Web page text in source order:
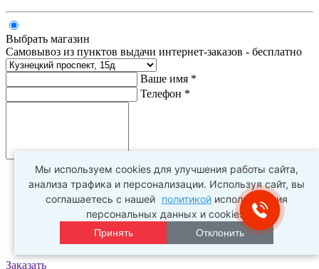
Выбрать магазин
Самовывоз из пунктов выдачи интернет-заказов - бесплатно
Ваше имя *
Телефон *
Заказать
Мы используем cookies для улучшения работы сайта,
анализа трафика и персонализации. Используя сайт, вы
соглашаетесь с нашей политикой использования
персональных данных и cookies.
Принять Отклонить